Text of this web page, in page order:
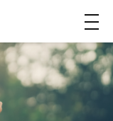
メ
ュ
ー